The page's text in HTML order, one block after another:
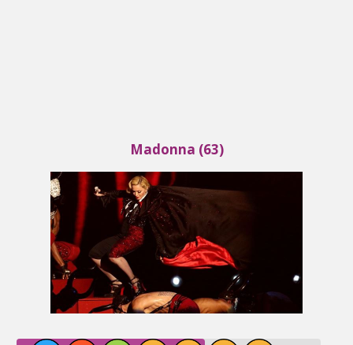
Madonna (63)